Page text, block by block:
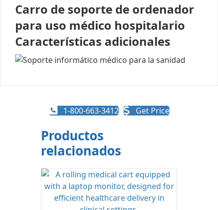
Carro de soporte de ordenador
para uso médico hospitalario
Características adicionales
1-800-663-3412 Get Price
Productos
relacionados